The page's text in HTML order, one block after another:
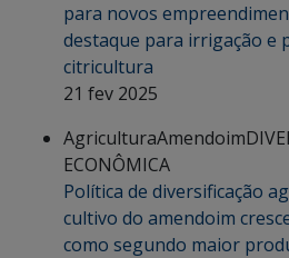
para novos
destaque para irrigação e
citricultura
21 fev 2025
AgriculturaAmendoim
ECONÔMICA
Política de diversificação
cultivo do amendoim
como segundo maior